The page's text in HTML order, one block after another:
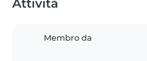
Attività
Membro da